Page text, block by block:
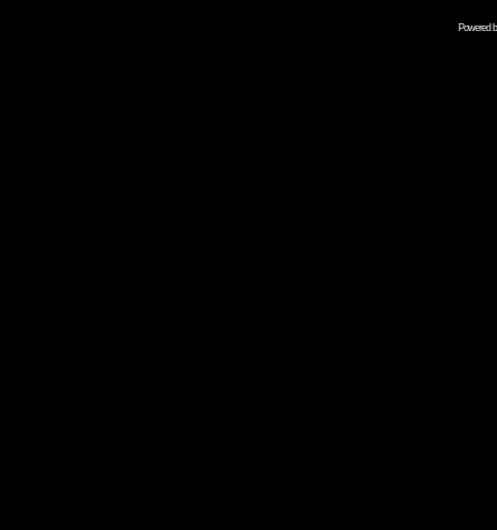
Powered